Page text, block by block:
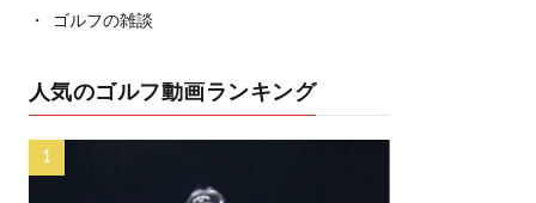
ゴルフの雑談
人気のゴルフ動画ランキング